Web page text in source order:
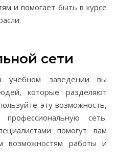
и помогает быть в курсе
сети
учебном заведении вы
которые разделяют
эту возможность,
сеть.
помогут вам
возможностям работы и